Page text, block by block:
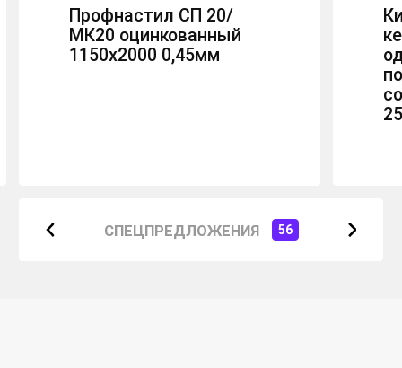
СПЕЦПРЕДЛОЖЕНИЯ 56
Профнастил СП 20/
МК20 оцинкованный
1150х2000 0,45мм